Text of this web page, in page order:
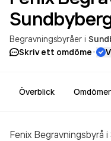
Begravningsbyråer i
Skriv ett omdöme·
Överblick
Fenix Begravningsbyrå